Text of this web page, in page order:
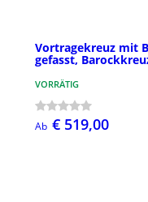
Vortragekreuz mit
gefasst,
VORRÄTIG
Ab € 519,00